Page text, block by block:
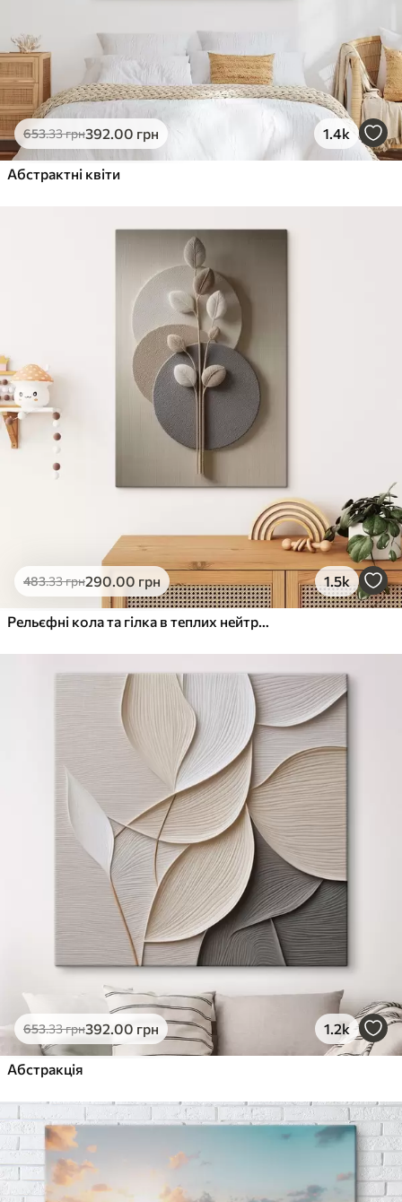
653.33грн392.00 грн 1.4k
Абстрактні квіти
483.33грн290.00 грн 1.5k
Рельєфні кола та гілка в теплих нейтральних тонах
653.33грн392.00 грн 1.2k
Абстракція